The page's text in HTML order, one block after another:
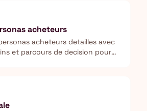
acheteurs
acheteurs detailles avec
et parcours de decision pour